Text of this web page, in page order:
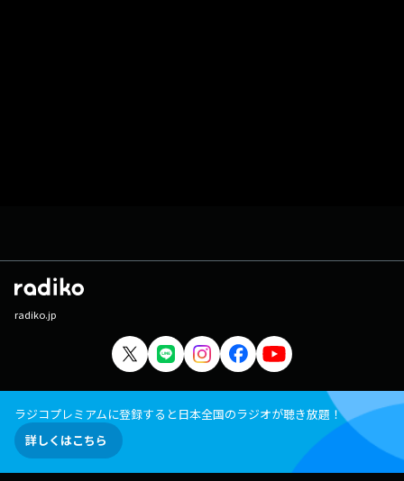
radiko.jp
ラジコプレミアムに登録すると日本全国のラジオが聴き放題！
詳しくはこちら